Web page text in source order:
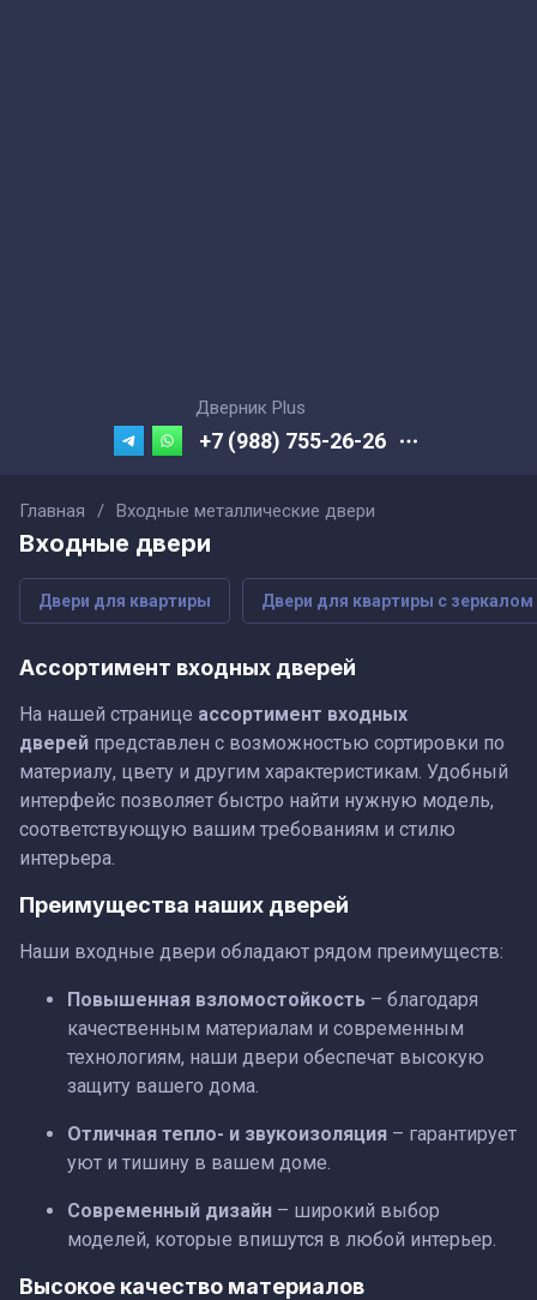
Дверник Plus
+7 (988) 755-26-26
Главная / Входные металлические двери
Входные двери
Двери для квартиры Двери для квартиры с зеркалом
Ассортимент входных дверей
На нашей странице ассортимент входных
дверей представлен с возможностью сортировки по
материалу, цвету и другим характеристикам. Удобный
интерфейс позволяет быстро найти нужную модель,
соответствующую вашим требованиям и стилю
интерьера.
Преимущества наших дверей
Наши входные двери обладают рядом преимуществ:
Повышенная взломостойкость – благодаря
качественным материалам и современным
технологиям, наши двери обеспечат высокую
защиту вашего дома.
Отличная тепло- и звукоизоляция – гарантирует
уют и тишину в вашем доме.
Современный дизайн – широкий выбор
моделей, которые впишутся в любой интерьер.
Высокое качество материалов